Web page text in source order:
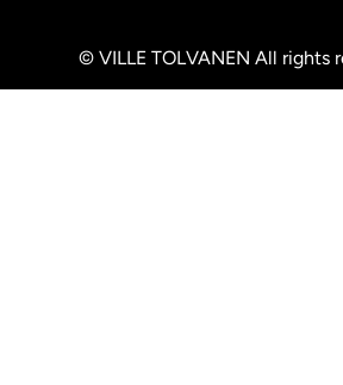
© VILLE TOLVANEN All rights